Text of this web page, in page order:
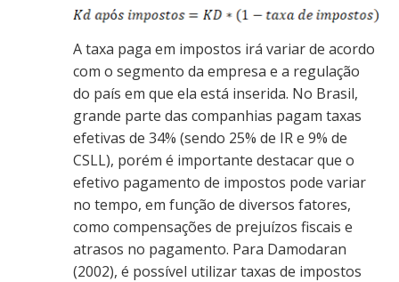
‌A taxa paga em impostos irá variar de acordo
com o segmento da empresa e a regulação
do país em que ela está inserida. No Brasil,
grande parte das companhias pagam taxas
efetivas de 34% (sendo 25% de IR e 9% de
CSLL), porém é importante destacar que o
efetivo pagamento de impostos pode variar
no tempo, em função de diversos fatores,
como compensações de prejuízos fiscais e
atrasos no pagamento. Para Damodaran
(2002), é possível utilizar taxas de impostos